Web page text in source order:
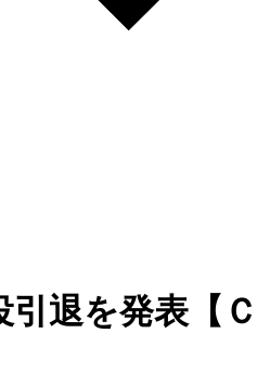
退を発表【Ｃ